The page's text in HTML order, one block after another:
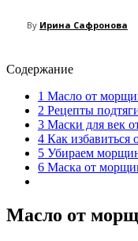
By Ирина Сафронова
Содержание
1 Масло от
2 Рецепты
3 Маски для век
4 Как избавиться
5 Убираем
6 Маска от
Масло от